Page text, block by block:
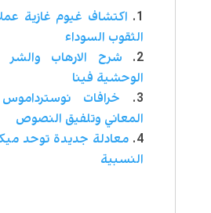
اكتشاف غيوم غازية
الثقوب السوداء
شرح الارهاب والشر
الوحشية فينا
خرافات
المعاني وتلفيق النصوص
معادلة جديدة توحد
النسبية